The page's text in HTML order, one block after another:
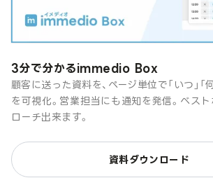
3分で分かるimmedio Box
顧客に送った資料を、ページ単位で「いつ」「
を可視化。営業担当にも通知を発信。ベス
ローチ出来ます。
資料ダウンロード